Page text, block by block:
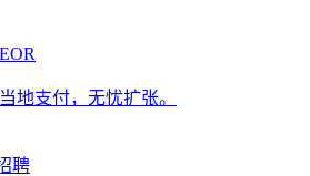
地支付，无忧扩张。
聘